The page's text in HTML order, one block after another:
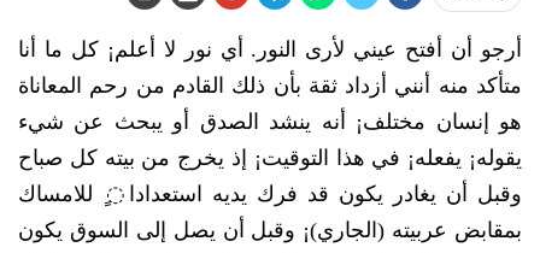
أرجو أن أفتح عيني‮ ‬لأرى النور‮. ‬أي‮ ‬نور لا أعلم¡‮ ‬كل ما أنا
متأكد منه أنني‮ ‬أزداد ثقة بأن ذلك القادم من رحم المعاناة
‬يقوله¡‮ ‬يفعله¡‮ ‬في‮ ‬هذا التوقيت¡‮ ‬إذ‮ ‬يخرج من بيته كل صباح
وقبل أن‮ ‬يغادر‮ ‬يكون قد فرك‮ ‬يديه استعدادا◌ٍ‮ ‬للامساك
بمقابض عربيته‮ (‬الجاري‮)‬¡‮ ‬وقبل أن‮ ‬يصل إلى السوق‮ ‬يكون